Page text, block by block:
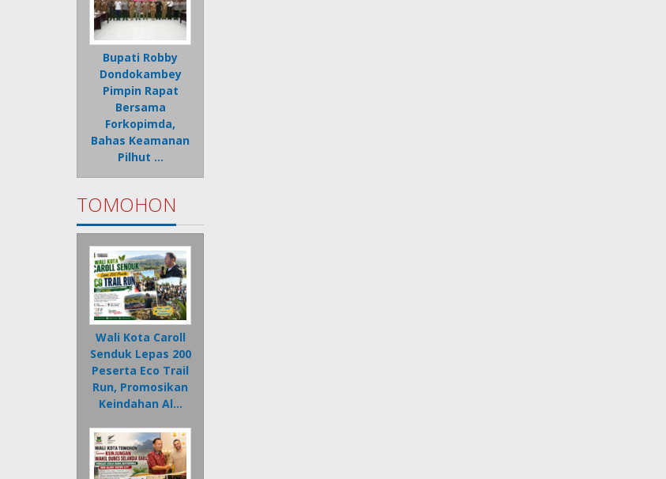
Bupati Robby
Dondokambey
Pimpin Rapat
Bersama
Forkopimda,
Bahas Keamanan
Pilhut …
TOMOHON
Wali Kota Caroll
Senduk Lepas 200
Peserta Eco Trail
Run, Promosikan
Keindahan Al…